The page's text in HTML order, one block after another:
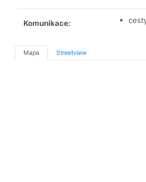
Komunikace:
Mapa Streetview